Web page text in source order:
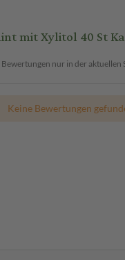
mit Xylitol 40 St
Bewertungen nur in der aktuellen
Keine Bewertungen